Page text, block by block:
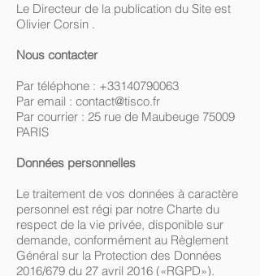
Le Directeur de la publication du Site est
Olivier Corsin .
Nous contacter
Par téléphone : +33140790063
Par email : contact@tisco.fr
Par courrier : 25 rue de Maubeuge 75009
PARIS
Données personnelles
Le traitement de vos données à caractère
personnel est régi par notre Charte du
respect de la vie privée, disponible sur
demande, conformément au Règlement
Général sur la Protection des Données
2016/679 du 27 avril 2016 («RGPD»).